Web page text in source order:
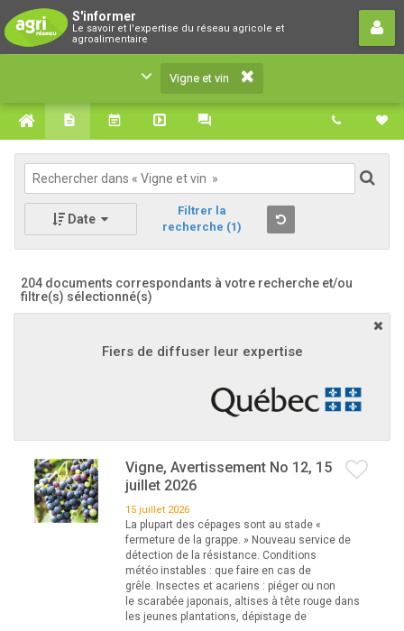
S'informer
Le savoir et l'expertise du réseau agricole et
agroalimentaire
Le savoir et l'expertise du réseau agricole et
agroalimentaire
Vigne et vin
Date
Filtrer la
recherche (1)
204 documents correspondants à votre recherche et/ou
filtre(s) sélectionné(s)
Fiers de diffuser leur expertise
Vigne, Avertissement No 12, 15
juillet 2026
15 juillet 2026
La plupart des cépages sont au stade «
fermeture de la grappe. » Nouveau service de
détection de la résistance. Conditions
météo instables : que faire en cas de
grêle. Insectes et acariens : piéger ou non
le scarabée japonais, altises à tête rouge dans
les jeunes plantations, dépistage de